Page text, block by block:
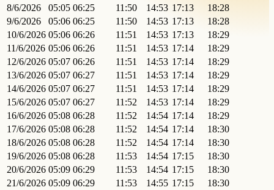
8/6/2026
05:05 06:25 11:50 14:53 17:13
18:28
9/6/2026
05:06 06:25 11:50 14:53 17:13
18:28
10/6/2026 05:06 06:26 11:51 14:53 17:13
18:29
11/6/2026 05:06 06:26 11:51 14:53 17:14
18:29
12/6/2026 05:07 06:26 11:51 14:53 17:14
18:29
13/6/2026 05:07 06:27 11:51 14:53 17:14
18:29
14/6/2026 05:07 06:27 11:51 14:53 17:14
18:29
15/6/2026 05:07 06:27 11:52 14:53 17:14
18:29
16/6/2026 05:08 06:28 11:52 14:54 17:14
18:29
17/6/2026 05:08 06:28 11:52 14:54 17:14
18:30
18/6/2026 05:08 06:28 11:52 14:54 17:14
18:30
19/6/2026 05:08 06:28 11:53 14:54 17:15
18:30
20/6/2026 05:09 06:29 11:53 14:54 17:15
18:30
21/6/2026 05:09 06:29 11:53 14:55 17:15
18:30